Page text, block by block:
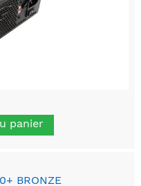
panier
BRONZE